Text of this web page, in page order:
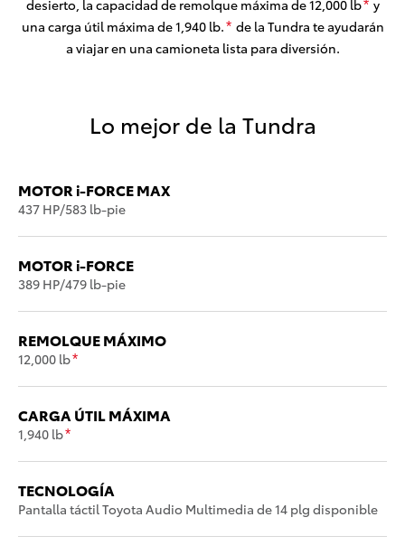
desierto, la capacidad de remolque máxima de 12,000 lb* y
una carga útil máxima de 1,940 lb.* de la Tundra te ayudarán
a viajar en una camioneta lista para diversión.
Lo mejor de la Tundra
MOTOR i-FORCE MAX
437 HP/583 lb-pie
MOTOR i-FORCE
389 HP/479 lb-pie
REMOLQUE MÁXIMO
12,000 lb*
CARGA ÚTIL MÁXIMA
1,940 lb*
TECNOLOGÍA
Pantalla táctil Toyota Audio Multimedia de 14 plg disponible